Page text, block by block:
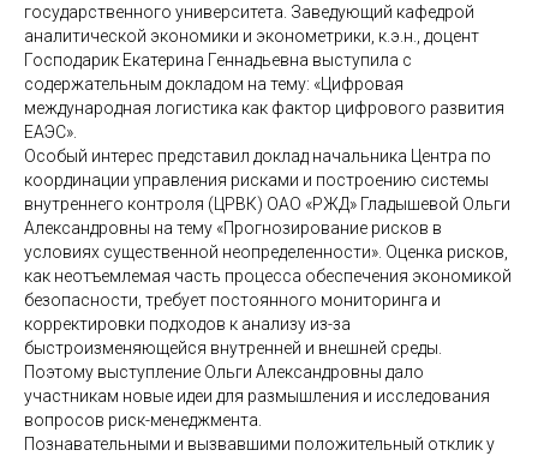
государственного университета. Заведующий кафедрой
аналитической экономики и эконометрики, к.э.н., доцент
Господарик Екатерина Геннадьевна выступила с
содержательным докладом на тему: «Цифровая
международная логистика как фактор цифрового развития
ЕАЭС».
Особый интерес представил доклад начальника Центра по
координации управления рисками и построению системы
внутреннего контроля (ЦРВК) ОАО «РЖД» Гладышевой Ольги
Александровны на тему «Прогнозирование рисков в
условиях существенной неопределенности». Оценка рисков,
как неотъемлемая часть процесса обеспечения экономикой
безопасности, требует постоянного мониторинга и
корректировки подходов к анализу из-за
быстроизменяющейся внутренней и внешней среды.
Поэтому выступление Ольги Александровны дало
участникам новые идеи для размышления и исследования
вопросов риск-менеджмента.
Познавательными и вызвавшими положительный отклик у